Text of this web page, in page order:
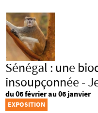
Sénégal : une
insoupçonnée -
du 06 février au 06 janvier
EXPOSITION